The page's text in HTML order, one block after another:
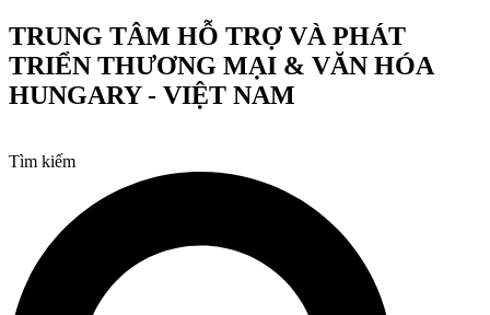
Chuyển
đến
nội
dung
TRUNG TÂM HỖ TRỢ VÀ PHÁT
TRIỂN THƯƠNG MẠI & VĂN HÓA
HUNGARY - VIỆT NAM
Tìm kiếm